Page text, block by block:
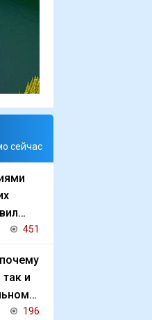
сейчас
451
и
196